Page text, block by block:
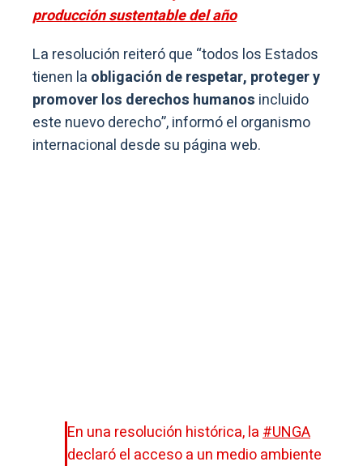
producción sustentable del año
La resolución reiteró que “todos los Estados
tienen la obligación de respetar, proteger y
promover los derechos humanos incluido
este nuevo derecho”, informó el organismo
internacional desde su página web.
En una resolución histórica, la#UNGA
declaró el acceso a un medio ambiente